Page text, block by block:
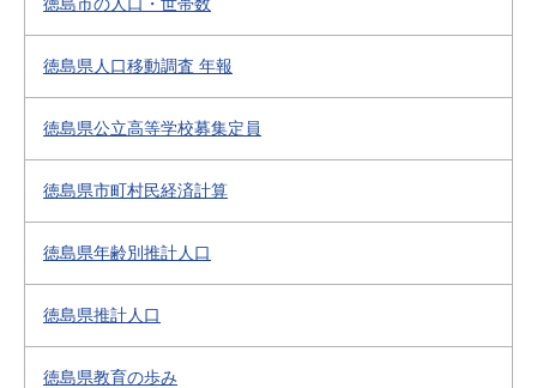
徳島県人口移動調査 年報
徳島県公立高等学校募集定員
徳島県市町村民経済計算
徳島県年齢別推計人口
徳島県推計人口
徳島県教育の歩み